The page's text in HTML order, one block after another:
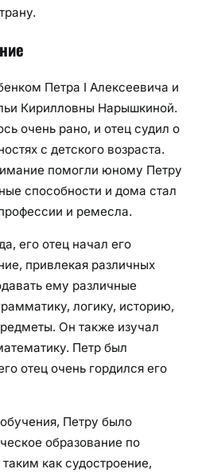
Петра I Алексеевича и
Кирилловны Нарышкиной.
очень рано, и отец судил о
с детского возраста.
помогли юному Петру
способности и дома стал
и ремесла.
его отец начал его
привлекая различных
ему различные
логику, историю,
Он также изучал
Петр был
отец очень гордился его
Петру было
образование по
как судостроение,